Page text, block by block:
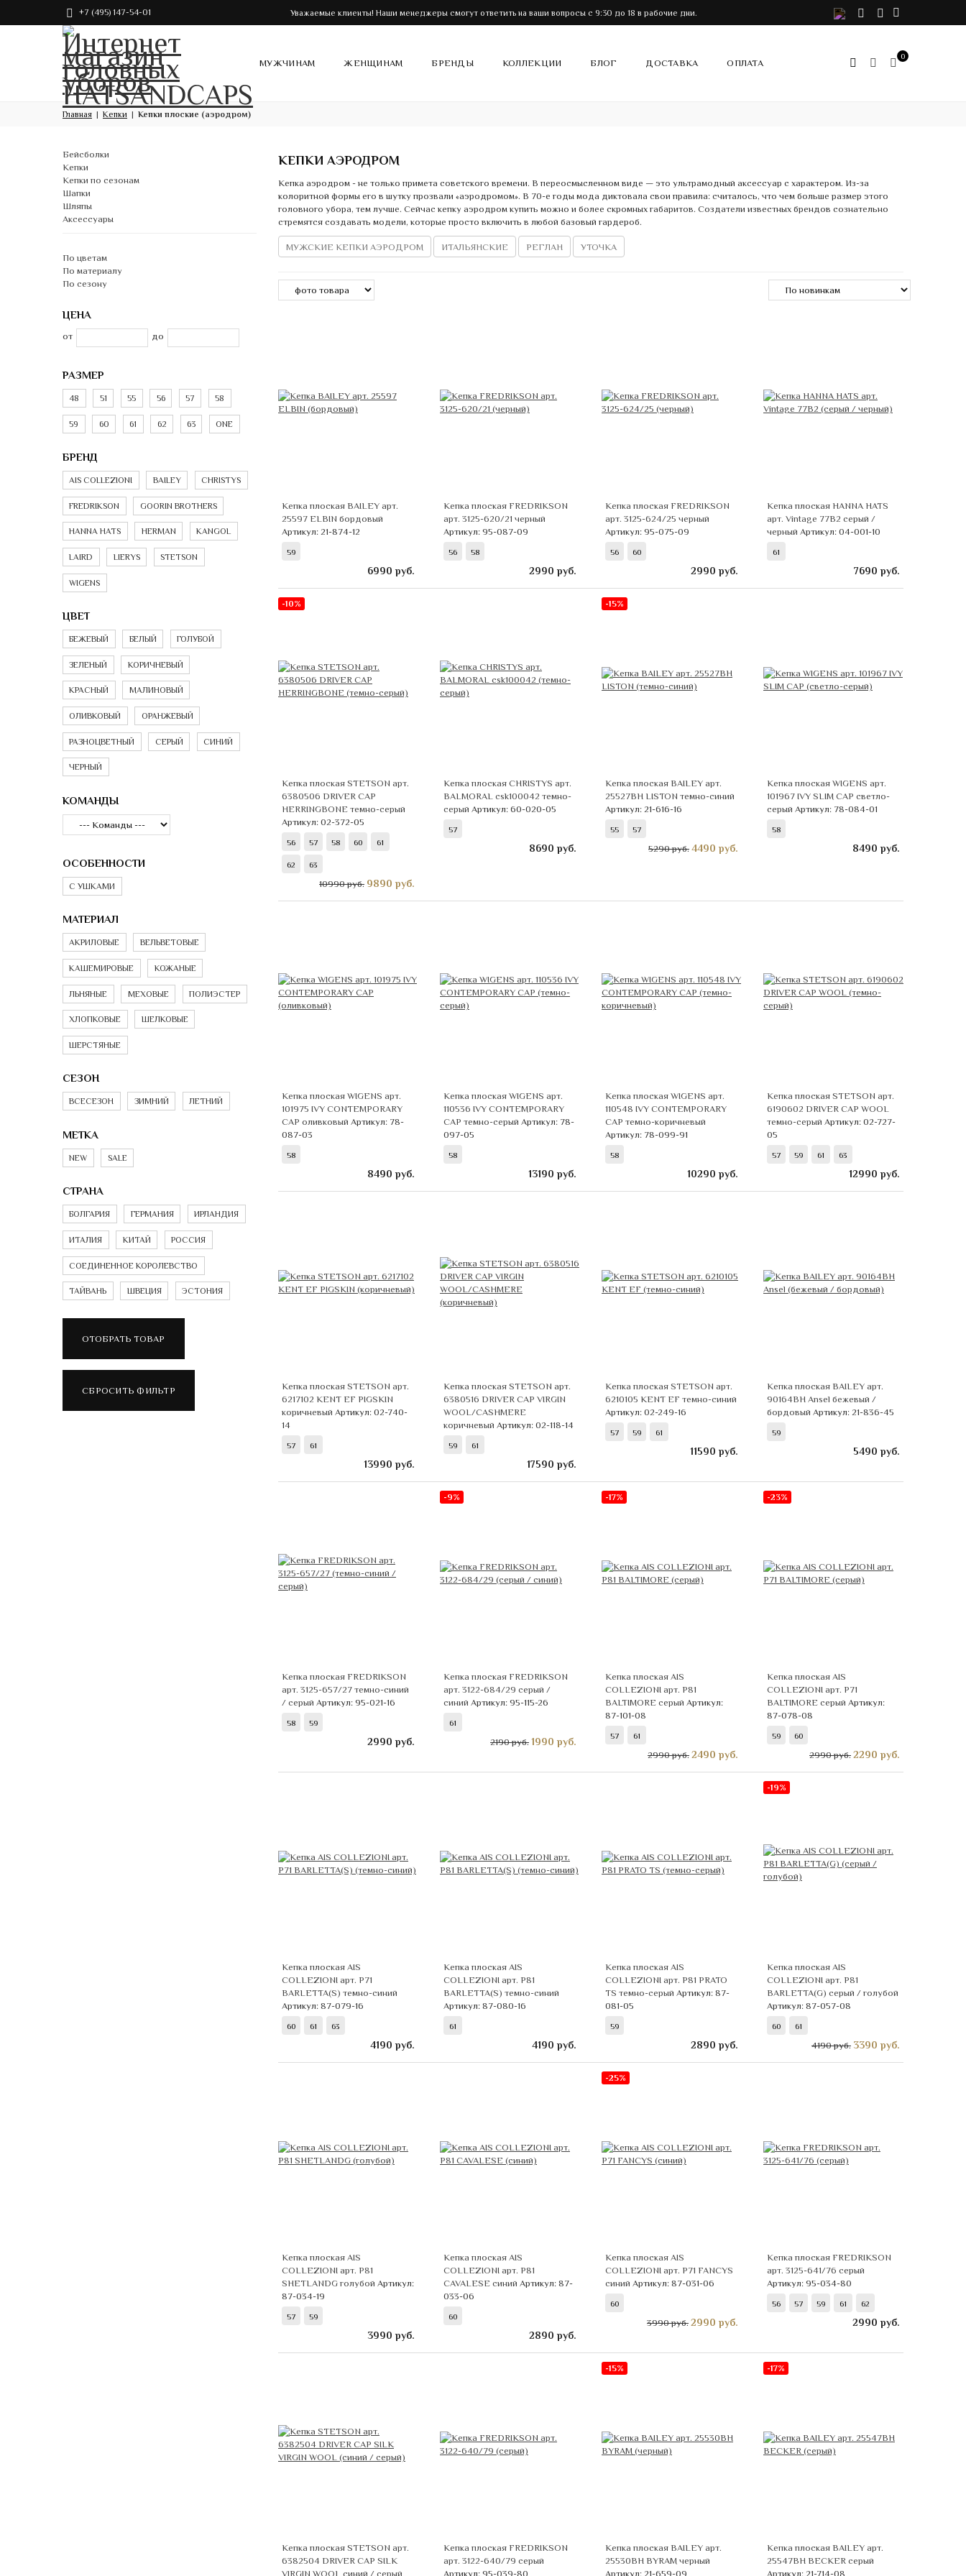
+7 (495) 147-54-01 Уважаемые клиенты! Наши менеджеры смогут ответить на ваши вопросы с 9:30 до 18 в рабочие дни. VK Telegram
МУЖЧИНАМ ЖЕНЩИНАМ БРЕНДЫ КОЛЛЕКЦИИ БЛОГ ДОСТАВКА ОПЛАТА
0
Главная Кепки Кепки плоские (аэродром)
КЕПКИ АЭРОДРОМ
Кепка аэродром - не только примета советского времени. В переосмысленном виде — это ультрамодный аксессуар с характером. Из-за
колоритной формы его в шутку прозвали «аэродромом». В 70-е годы мода диктовала свои правила: считалось, что чем больше размер этого
головного убора, тем лучше. Сейчас кепку аэродром купить можно и более скромных габаритов. Создатели известных брендов сознательно
стремятся создавать модели, которые просто включить в любой базовый гардероб.
МУЖСКИЕ КЕПКИ АЭРОДРОМ ИТАЛЬЯНСКИЕ РЕГЛАН УТОЧКА
Кепка плоская BAILEY арт.
25597 ELBIN бордовый
Артикул: 21-874-12
59
6990 руб.
Кепка плоская FREDRIKSON
арт. 3125-620/21 черный
Артикул: 95-087-09
56 58
2990 руб.
Кепка плоская FREDRIKSON
арт. 3125-624/25 черный
Артикул: 95-075-09
56 60
2990 руб.
Кепка плоская HANNA HATS
арт. Vintage 77B2 серый /
черный Артикул: 04-001-10
61
7690 руб.
-10%
Кепка плоская STETSON арт.
6380506 DRIVER CAP
HERRINGBONE темно-серый
Артикул: 02-372-05
56 57 58 60 61
62 63
10990 руб. 9890 руб.
Кепка плоская CHRISTYS арт.
BALMORAL csk100042 темно-
серый Артикул: 60-020-05
57
8690 руб.
-15%
Кепка плоская BAILEY арт.
25527BH LISTON темно-синий
Артикул: 21-616-16
55 57
5290 руб. 4490 руб.
Кепка плоская WIGENS арт.
101967 IVY SLIM CAP светло-
серый Артикул: 78-084-01
58
8490 руб.
Кепка плоская WIGENS арт.
101975 IVY CONTEMPORARY
CAP оливковый Артикул: 78-
087-03
58
8490 руб.
Кепка плоская WIGENS арт.
110536 IVY CONTEMPORARY
CAP темно-серый Артикул: 78-
097-05
58
13190 руб.
Кепка плоская WIGENS арт.
110548 IVY CONTEMPORARY
CAP темно-коричневый
Артикул: 78-099-91
58
10290 руб.
Кепка плоская STETSON арт.
6190602 DRIVER CAP WOOL
темно-серый Артикул: 02-727-
05
57 59 61 63
12990 руб.
Кепка плоская STETSON арт.
6217102 KENT EF PIGSKIN
коричневый Артикул: 02-740-
14
57 61
13990 руб.
Кепка плоская STETSON арт.
6380516 DRIVER CAP VIRGIN
WOOL/CASHMERE
коричневый Артикул: 02-118-14
59 61
17590 руб.
Кепка плоская STETSON арт.
6210105 KENT EF темно-синий
Артикул: 02-249-16
57 59 61
11590 руб.
Кепка плоская BAILEY арт.
90164BH Ansel бежевый /
бордовый Артикул: 21-836-45
59
5490 руб.
Кепка плоская FREDRIKSON
арт. 3125-657/27 темно-синий
/ серый Артикул: 95-021-16
58 59
2990 руб.
-9%
Кепка плоская FREDRIKSON
арт. 3122-684/29 серый /
синий Артикул: 95-115-26
61
2190 руб. 1990 руб.
-17%
Кепка плоская AIS
COLLEZIONI арт. Р81
BALTIMORE серый Артикул:
87-101-08
57 61
2990 руб. 2490 руб.
-23%
Кепка плоская AIS
COLLEZIONI арт. Р71
BALTIMORE серый Артикул:
87-078-08
59 60
2990 руб. 2290 руб.
Кепка плоская AIS
COLLEZIONI арт. Р71
BARLETTA(S) темно-синий
Артикул: 87-079-16
60 61 63
4190 руб.
Кепка плоская AIS
COLLEZIONI арт. Р81
BARLETTA(S) темно-синий
Артикул: 87-080-16
61
4190 руб.
Кепка плоская AIS
COLLEZIONI арт. Р81 PRATO
TS темно-серый Артикул: 87-
081-05
59
2890 руб.
-19%
Кепка плоская AIS
COLLEZIONI арт. Р81
BARLETTA(G) серый / голубой
Артикул: 87-057-08
60 61
4190 руб. 3390 руб.
Кепка плоская AIS
COLLEZIONI арт. Р81
SHETLANDG голубой Артикул:
87-034-19
57 59
3990 руб.
Кепка плоская AIS
COLLEZIONI арт. Р81
CAVALESE синий Артикул: 87-
033-06
60
2890 руб.
-25%
Кепка плоская AIS
COLLEZIONI арт. Р71 FANCYS
синий Артикул: 87-031-06
60
3990 руб. 2990 руб.
Кепка плоская FREDRIKSON
арт. 3125-641/76 серый
Артикул: 95-034-80
56 57 59 61 62
2990 руб.
Кепка плоская STETSON арт.
6382504 DRIVER CAP SILK
VIRGIN WOOL синий / серый
Кепка плоская FREDRIKSON
арт. 3122-640/79 серый
Артикул: 95-039-80
-15%
Кепка плоская BAILEY арт.
25530BH BYRAM черный
Артикул: 21-659-09
-17%
Кепка плоская BAILEY арт.
25547BH BECKER серый
Артикул: 21-714-08
Бейсболки
Кепки
Кепки по сезонам
Шапки
Шляпы
Аксессуары
По цветам
По материалу
По сезону
ЦЕНА
от до
РАЗМЕР
48 51 55 56 57 58
59 60 61 62 63 ONE
БРЕНД
AIS COLLEZIONI BAILEY CHRISTYS
FREDRIKSON GOORIN BROTHERS
HANNA HATS HERMAN KANGOL
LAIRD LIERYS STETSON
WIGENS
ЦВЕТ
БЕЖЕВЫЙ БЕЛЫЙ ГОЛУБОЙ
ЗЕЛЕНЫЙ КОРИЧНЕВЫЙ
КРАСНЫЙ МАЛИНОВЫЙ
ОЛИВКОВЫЙ ОРАНЖЕВЫЙ
РАЗНОЦВЕТНЫЙ СЕРЫЙ СИНИЙ
ЧЕРНЫЙ
КОМАНДЫ
ОСОБЕННОСТИ
С УШКАМИ
МАТЕРИАЛ
АКРИЛОВЫЕ ВЕЛЬВЕТОВЫЕ
КАШЕМИРОВЫЕ КОЖАНЫЕ
ЛЬНЯНЫЕ МЕХОВЫЕ ПОЛИЭСТЕР
ХЛОПКОВЫЕ ШЕЛКОВЫЕ
ШЕРСТЯНЫЕ
СЕЗОН
ВСЕСЕЗОН ЗИМНИЙ ЛЕТНИЙ
МЕТКА
NEW SALE
СТРАНА
БОЛГАРИЯ ГЕРМАНИЯ ИРЛАНДИЯ
ИТАЛИЯ КИТАЙ РОССИЯ
СОЕДИНЕННОЕ КОРОЛЕВСТВО
ТАЙВАНЬ ШВЕЦИЯ ЭСТОНИЯ